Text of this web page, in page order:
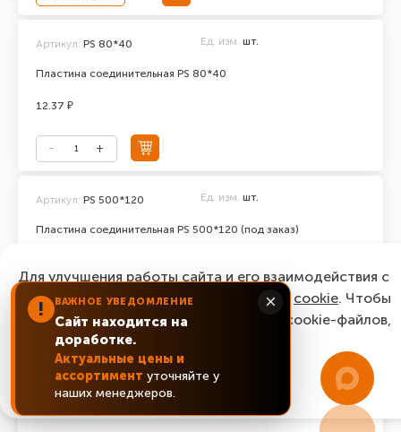
Пластина соединительная PS 80*40
Артикул: PS 80*40 Ед. изм. шт.
12.37 ₽
Пластина соединительная PS 500*120 (под заказ)
Артикул: PS 500*120 Ед. изм. шт.
Уточнить цену
Артикул: PS 500*100 Ед. изм.
! ВАЖНОЕ УВЕДОМЛЕНИЕ
Сайт находится на
доработке.
Актуальные цены и
ассортимент уточняйте у
наших менеджеров.
×
Для улучшения работы сайта и его взаимодействия с
пользователями мы используем файлы cookie. Чтобы
согласиться с нашим использованием cookie-файлов,
нажмите “Ок, понятно!”
ОК, понятно!